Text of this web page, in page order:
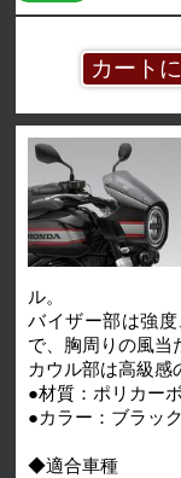
ル。
バイザー部は強
で、胸周りの風当
カウル部は高級感
●材質：ポリカー
●カラー：ブラッ
◆適合車種